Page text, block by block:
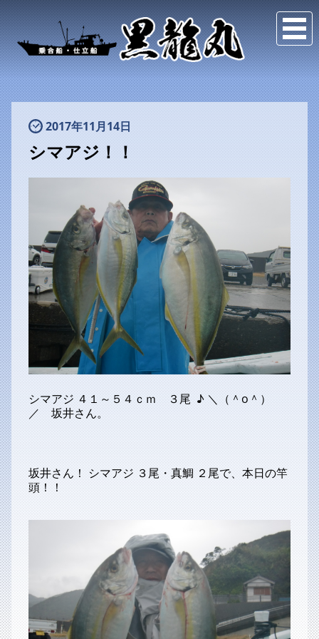
2017年11月14日
シマアジ！！
シマアジ ４１～５４ｃｍ ３尾 ♪ ＼（＾o＾）
／ 坂井さん。
坂井さん！ シマアジ ３尾・真鯛 ２尾で、本日の竿
頭！！